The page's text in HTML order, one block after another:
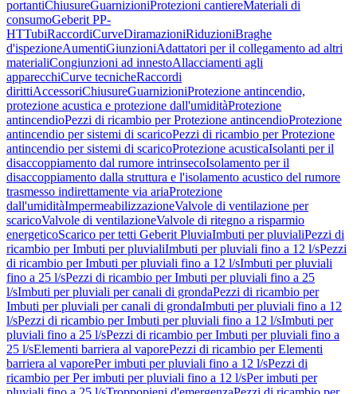
portantiChiusureGuarnizioniProtezioni cantiereMateriali di
consumoGeberit PP-
HTTubiRaccordiCurveDiramazioniRiduzioniBraghe
d'ispezioneAumentiGiunzioniAdattatori per il collegamento ad altri
materialiCongiunzioni ad innestoAllacciamenti agli
apparecchiCurve tecnicheRaccordi
dirittiAccessoriChiusureGuarnizioniProtezione antincendio,
protezione acustica e protezione dall'umiditàProtezione
antincendioPezzi di ricambio per Protezione antincendioProtezione
antincendio per sistemi di scaricoPezzi di ricambio per Protezione
antincendio per sistemi di scaricoProtezione acusticaIsolanti per il
disaccoppiamento dal rumore intrinsecoIsolamento per il
disaccoppiamento dalla struttura e l'isolamento acustico del rumore
trasmesso indirettamente via ariaProtezione
dall'umiditàImpermeabilizzazioneValvole di ventilazione per
scaricoValvole di ventilazioneValvole di ritegno a risparmio
energeticoScarico per tetti Geberit PluviaImbuti per pluvialiPezzi di
ricambio per Imbuti per pluvialiImbuti per pluviali fino a 12 l/sPezzi
di ricambio per Imbuti per pluviali fino a 12 l/sImbuti per pluviali
fino a 25 l/sPezzi di ricambio per Imbuti per pluviali fino a 25
l/sImbuti per pluviali per canali di grondaPezzi di ricambio per
Imbuti per pluviali per canali di grondaImbuti per pluviali fino a 12
l/sPezzi di ricambio per Imbuti per pluviali fino a 12 l/sImbuti per
pluviali fino a 25 l/sPezzi di ricambio per Imbuti per pluviali fino a
25 l/sElementi barriera al vaporePezzi di ricambio per Elementi
barriera al vaporePer imbuti per pluviali fino a 12 l/sPezzi di
ricambio per Per imbuti per pluviali fino a 12 l/sPer imbuti per